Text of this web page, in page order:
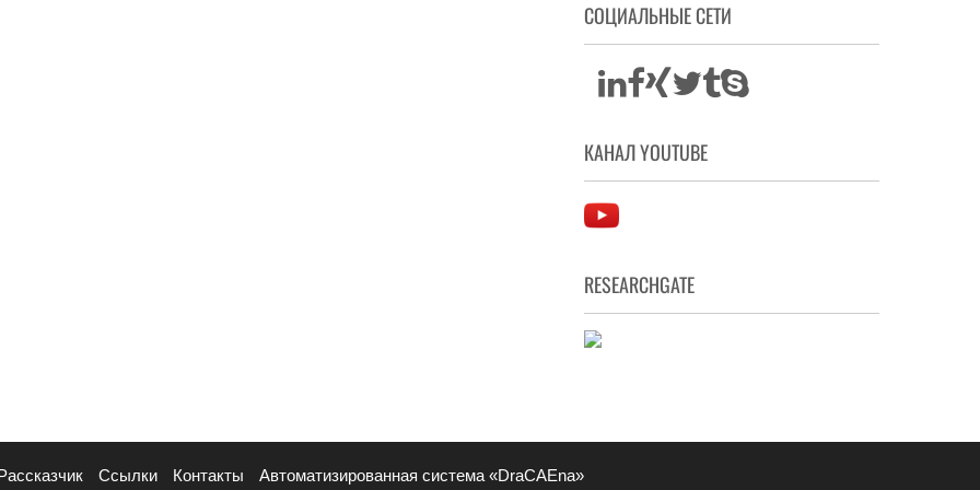
СОЦИАЛЬНЫЕ СЕТИ
КАНАЛ YOUTUBE
RESEARCHGATE
Ссылки Контакты Автоматизированная система «DraCAEna»